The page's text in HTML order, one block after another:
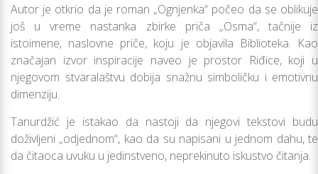
Autor je otkrio da je roman „Ognjenka“ počeo da se oblikuje
još u vreme nastanka zbirke priča „Osma“, tačnije iz
istoimene, naslovne priče, koju je objavila Biblioteka. Kao
značajan izvor inspiracije naveo je prostor Riđice, koji u
njegovom stvaralaštvu dobija snažnu simboličku i emotivnu
dimenziju.
Tanurdžić je istakao da nastoji da njegovi tekstovi budu
doživlјeni „odjednom“, kao da su napisani u jednom dahu, te
da čitaoca uvuku u jedinstveno, neprekinuto iskustvo čitanja.